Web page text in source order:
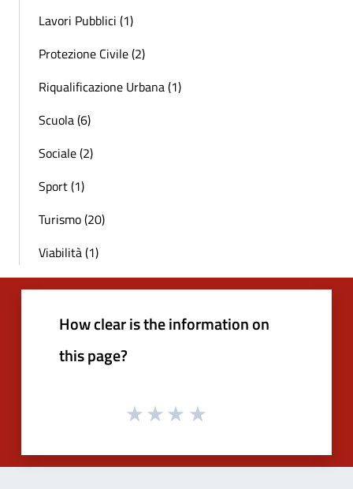
Lavori Pubblici (1)
Protezione Civile (2)
Riqualificazione Urbana (1)
Scuola (6)
Sociale (2)
Sport (1)
Turismo (20)
Viabilità (1)
How clear is the information on
this page?